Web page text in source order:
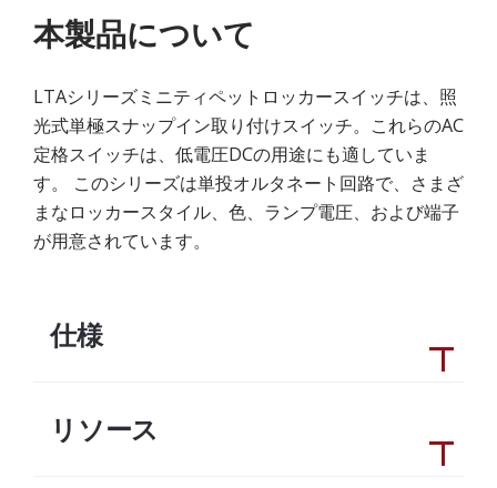
本製品について
LTAシリーズミニティペットロッカースイッチは、照
光式単極スナップイン取り付けスイッチ。これらのAC
定格スイッチは、低電圧DCの用途にも適していま
す。 このシリーズは単投オルタネート回路で、さまざ
まなロッカースタイル、色、ランプ電圧、および端子
が用意されています。
仕様
リソース